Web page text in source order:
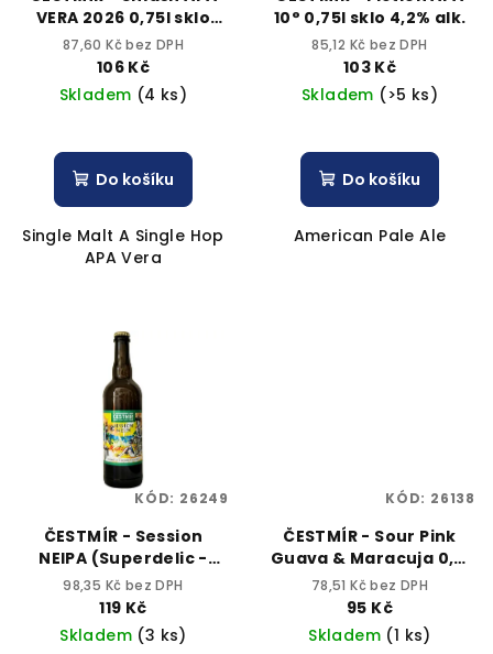
VERA 2026 0,75l sklo
5,2% alk.
87,60 Kč bez DPH
106 Kč
Skladem (4 ks)
Do košíku
Single Malt A Single Hop
APA Vera
10° 0,75l sklo 4,2% alk.
85,12 Kč bez DPH
103 Kč
Skladem (>5 ks)
Do košíku
American Pale Ale
ČESTMÍR - Session
NEIPA (Superdelic -
Mosaic - Galaxy) 0,75l
sklo 5% alk.
98,35 Kč bez DPH
119 Kč
Skladem (3 ks)
KÓD: 26249
ČESTMÍR - Sour Pink
Guava & Maracuja 0,5l
plech 5,2% alk.
78,51 Kč bez DPH
95 Kč
Skladem (1 ks)
KÓD: 26138